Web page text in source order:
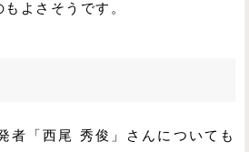
よさそうです。
者「西尾 秀俊」さんについても